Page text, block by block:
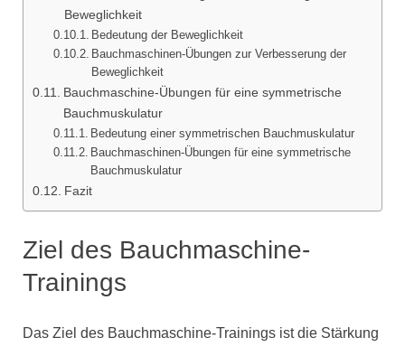
Beweglichkeit
Bedeutung der Beweglichkeit
Bauchmaschinen-Übungen zur Verbesserung der
Beweglichkeit
Bauchmaschine-Übungen für eine symmetrische
Bauchmuskulatur
Bedeutung einer symmetrischen Bauchmuskulatur
Bauchmaschinen-Übungen für eine symmetrische
Bauchmuskulatur
Fazit
Ziel des Bauchmaschine-
Trainings
Das Ziel des Bauchmaschine-Trainings ist die Stärkung